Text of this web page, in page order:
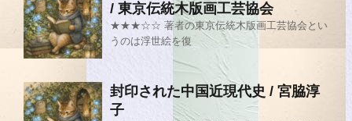
/ 東京伝統木版画工芸協会
★★★☆☆ 著者の東京伝統木版画工芸協会とい
うのは浮世絵を復
封印された中国近現代史 / 宮脇淳
子